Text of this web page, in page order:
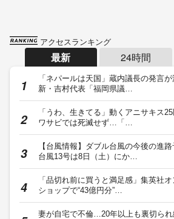
アクセスランキング
最新 24時間
「ネパールは天国」蔵内議長の発言
新・吉村代表「福岡県議…
「うわ、生きてる」動くアニサキス
ワサビでは死滅せず…「…
【台風情報】ダブル台風の今後の進
台風13号は8日（土）にか…
「品切れ前に買うと満足感」集英社
ショップで“43億円分”…
妻が自宅で不倫…20年以上も裏切られ